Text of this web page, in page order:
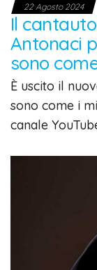
22 Agosto 2024
Il
Antonaci
sono
È uscito il
sono come i
canale